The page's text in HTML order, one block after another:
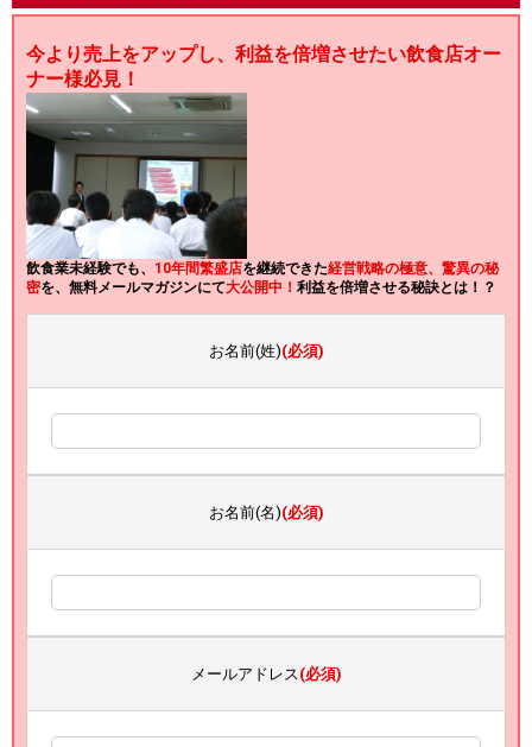
今より売上をアップし、利益を倍増させたい飲食店オー
ナー様必見！
飲食業未経験でも、 10年間繁盛店を継続できた経営戦略の極意、驚異の秘
密を、無料メールマガジンにて大公開中！ 利益を倍増させる秘訣とは！？
お名前(姓)(必須)
お名前(名)(必須)
メールアドレス (必須)